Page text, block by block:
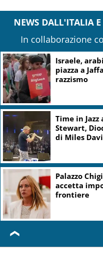
NEWS DALL'ITALIA
In collaborazione
Israele,
piazza a
razzismo
Time in
Stewart,
di Miles
Palazzo
accetta
frontiere
❮